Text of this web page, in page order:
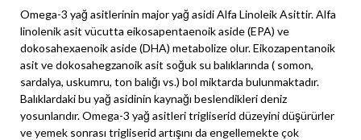
Omega-3 yağ asitlerinin major yağ asidi Alfa Linoleik Asittir. Alfa
linolenik asit vücutta eikosapentaenoik aside (EPA) ve
dokosahexaenoik aside (DHA) metabolize olur. Eikozapentanoik
asit ve dokosahegzanoik asit soğuk su balıklarında ( somon,
sardalya, uskumru, ton balığı vs.) bol miktarda bulunmaktadır.
Balıklardaki bu yağ asidinin kaynağı beslendikleri deniz
yosunlarıdır. Omega-3 yağ asitleri trigliserid düzeyini düşürürler
ve yemek sonrası trigliserid artışını da engellemekte çok